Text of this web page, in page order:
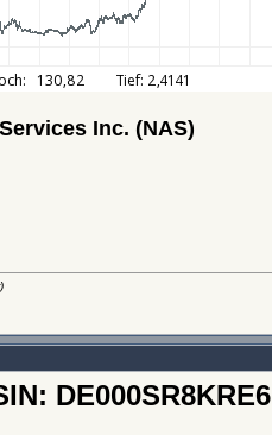
Inc. (NAS)
DE000SR8KRE6